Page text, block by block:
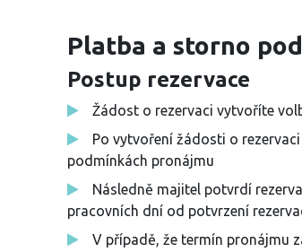
Platba a storno
Postup rezervace
Žádost o rezervaci vytvoříte
Po vytvoření žádosti o
podmínkách pronájmu
Následně majitel potvrdí
pracovních dní od potvrzení
V případě, že termín pronájmu